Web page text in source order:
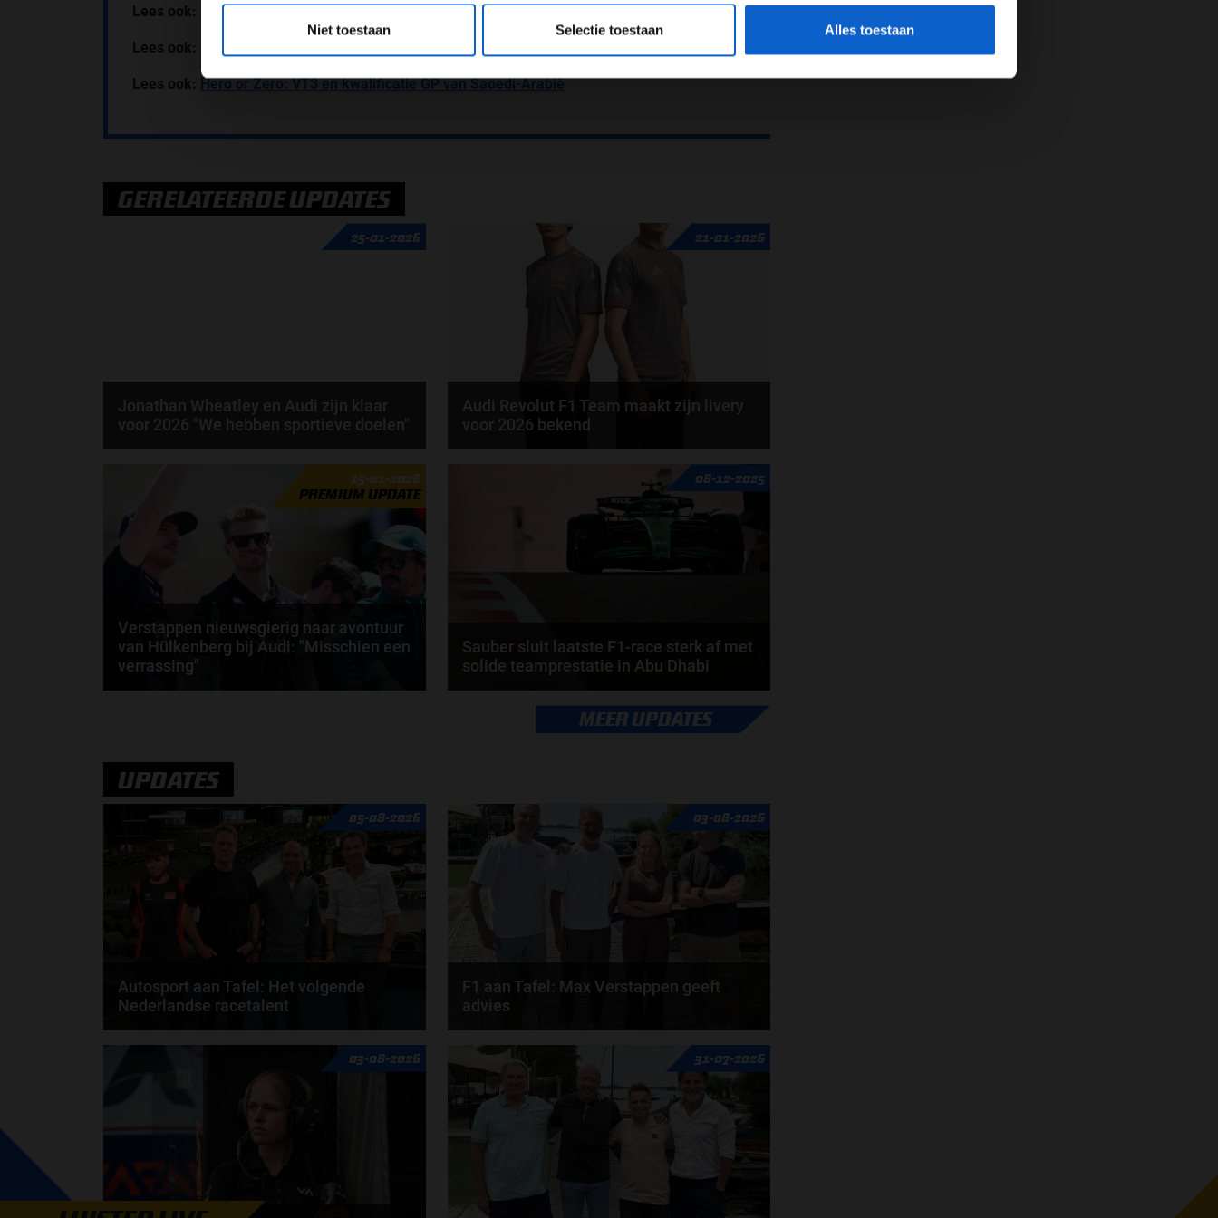
Niet toestaan Selectie toestaan Alles toestaan
Lees ook: Lewis Hamilton: Auto was onbestuurbaar
Lees ook:
Lees ook: Hero or Zero: VT3 en kwalificatie GP van Saoedi-Arabië
GERELATEERDE UPDATES
25-01-2026
Jonathan Wheatley en Audi zijn klaar
voor 2026 "We hebben sportieve doelen"
Per 2026 zeggen we gedag tegen KICK Sauber en
hallo tegen Audi. Toch verandert er op het eerste
21-01-2026
Audi Revolut F1 Team maakt zijn livery
voor 2026 bekend
Op dit moment zijn meerdere teams bezig met de
lancering van hun auto voor het 2026-seizoen. Zo...
de redactie Grand Prix Radio
15-01-2026
PREMIUM UPDATE
Verstappen nieuwsgierig naar avontuur
van Hülkenberg bij Audi: "Misschien een
verrassing"
doorJarlo van der Vloed
08-12-2025
Sauber sluit laatste F1-race sterk af met
solide teamprestatie in Abu Dhabi
In hun allerlaatste race als Sauber-coureurs wisten
Nico Hülkenberg en Gabriel Bortoleto nog één...
MEER UPDATES
UPDATES
05-08-2026
Autosport aan Tafel: Het volgende
Nederlandse racetalent
Hoe klim je naar te top in de racewereld? Wat is er
nodig om alles uit je carrière te halen? En hoe...
de redactie van Grand Prix Radio
03-08-2026
F1 aan Tafel: Max Verstappen geeft
advies
Max Verstappen adviseert Red Bull. Gaat George
Russell weg bij Mercedes? En moet de budgetcap...
doorde redactie van Grand Prix Radio
03-08-2026 31-07-2026
*Raadpleeg onsprivacybeleidvoor meer informatie over gegevensgebruik en -bescherming.